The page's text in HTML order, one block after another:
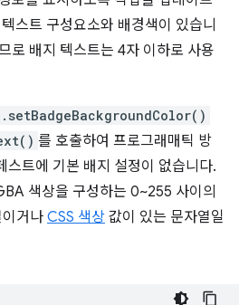
스트 구성요소와 배경색이 있습니
로 배지 텍스트는 4자 이하로 사용
를 호출하여 프로그래매틱 방
스트에 기본 배지 설정이 없습니다.
색상을 구성하는 0~255 사이의
거나 CSS 색상 값이 있는 문자열일